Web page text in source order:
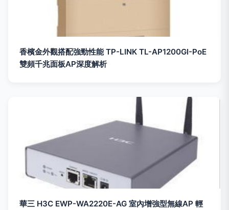
香檳金外觀搭配強勁性能 TP-LINK TL-AP1200GI-PoE
雙頻千兆面板AP深度解析
華三 H3C EWP-WA2220E-AG 室內增強型無線AP 輕